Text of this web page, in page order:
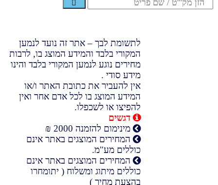
לתשומת לבך – אתר זה נועד לנמען
המקורי בלבד והמידע המוצג בו, לרבות
מחירים נוגע לנמען המקורי בלבד והינו
מידע סודי .
אין להעביר את כתובת האתר ו/או
המידע המוצג בו לכל אדם אחר ואין
להפיצו או לשכפלו.
דגשים
מינימום להזמנה 2000 ₪
המחירים המוצגים באתר אינם
כוללים מע"מ.
המחירים המוצגים באתר אינם
כוללים מיתוג ומשלוח ( יתומחרו
בהצעת מחיר )